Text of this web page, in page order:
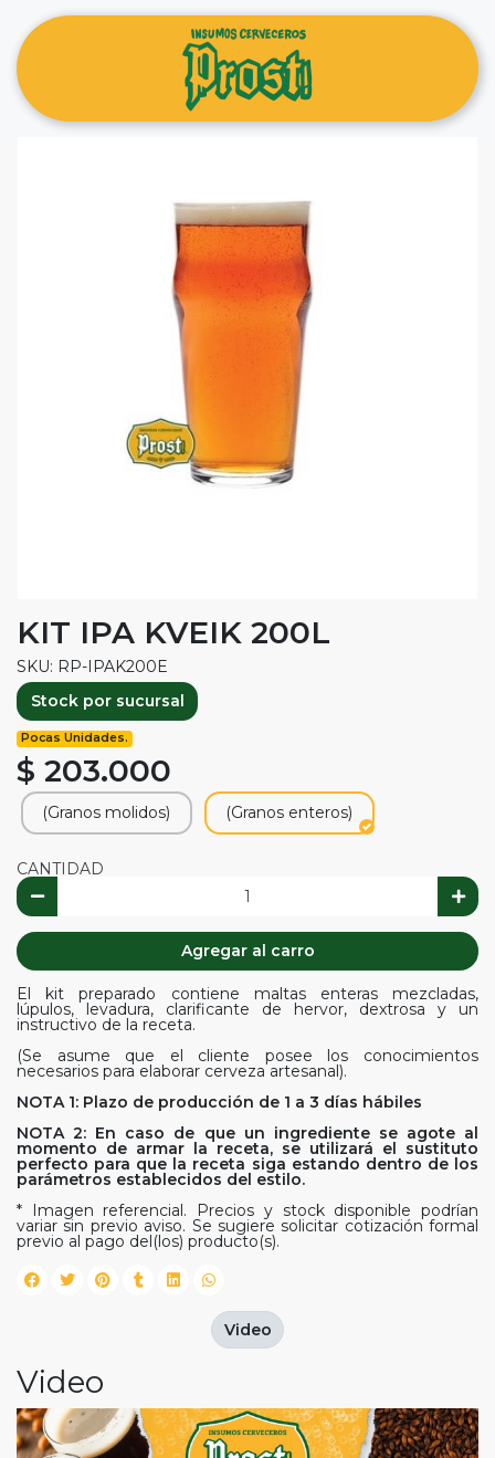
KIT IPA KVEIK 200L
SKU: RP-IPAK200E
Stock por sucursal
Pocas Unidades.
$ 203.000
(Granos molidos) (Granos enteros)
CANTIDAD
Agregar al carro
El kit preparado contiene maltas enteras mezcladas,
lúpulos, levadura, clarificante de hervor, dextrosa y un
instructivo de la receta.
(Se asume que el cliente posee los conocimientos
necesarios para elaborar cerveza artesanal).
NOTA 1: Plazo de producción de 1 a 3 días hábiles
NOTA 2: En caso de que un ingrediente se agote al
momento de armar la receta, se utilizará el sustituto
perfecto para que la receta siga estando dentro de los
parámetros establecidos del estilo.
* Imagen referencial. Precios y stock disponible podrían
variar sin previo aviso. Se sugiere solicitar cotización formal
previo al pago del(los) producto(s).
Video
Video